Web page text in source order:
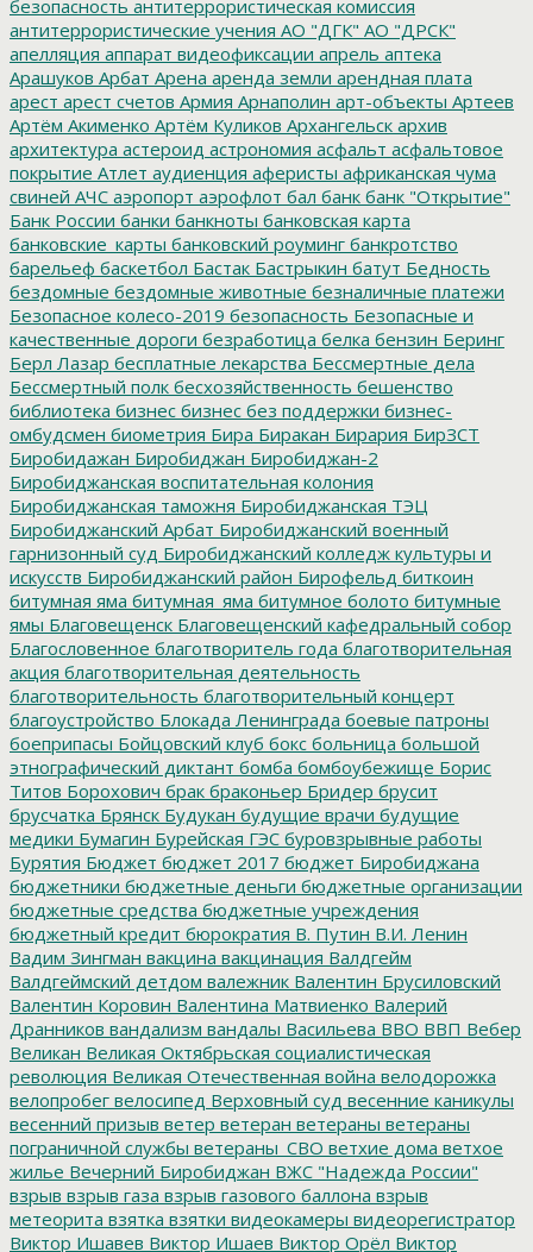
безопасность антитеррористическая комиссия
антитеррористические учения АО "ДГК" АО "ДРСК"
апелляция аппарат видеофиксации апрель аптека
Арашуков Арбат Арена аренда земли арендная плата
арест арест счетов Армия Арнаполин арт-объекты Артеев
Артём Акименко Артём Куликов Архангельск архив
архитектура астероид астрономия асфальт асфальтовое
покрытие Атлет аудиенция аферисты африканская чума
свиней АЧС аэропорт аэрофлот бал банк банк "Открытие"
Банк России банки банкноты банковская карта
банковские_карты банковский роуминг банкротство
барельеф баскетбол Бастак Бастрыкин батут Бедность
бездомные бездомные животные безналичные платежи
Безопасное колесо-2019 безопасность Безопасные и
качественные дороги безработица белка бензин Беринг
Берл Лазар бесплатные лекарства Бессмертные дела
Бессмертный полк бесхозяйственность бешенство
библиотека бизнес бизнес без поддержки бизнес-
омбудсмен биометрия Бира Биракан Бирария БирЗСТ
Биробидажан Биробиджан Биробиджан-2
Биробиджанская воспитательная колония
Биробиджанская таможня Биробиджанская ТЭЦ
Биробиджанский Арбат Биробиджанский военный
гарнизонный суд Биробиджанский колледж культуры и
искусств Биробиджанский район Бирофельд биткоин
битумная яма битумная_яма битумное болото битумные
ямы Благовещенск Благовещенский кафедральный собор
Благословенное благотворитель года благотворительная
акция благотворительная деятельность
благотворительность благотворительный концерт
благоустройство Блокада Ленинграда боевые патроны
боеприпасы Бойцовский клуб бокс больница большой
этнографический диктант бомба бомбоубежище Борис
Титов Борохович брак браконьер Бридер брусит
брусчатка Брянск Будукан будущие врачи будущие
медики Бумагин Бурейская ГЭС буровзрывные работы
Бурятия Бюджет бюджет 2017 бюджет Биробиджана
бюджетники бюджетные деньги бюджетные организации
бюджетные средства бюджетные учреждения
бюджетный кредит бюрократия В. Путин В.И. Ленин
Вадим Зингман вакцина вакцинация Валдгейм
Валдгеймский детдом валежник Валентин Брусиловский
Валентин Коровин Валентина Матвиенко Валерий
Дранников вандализм вандалы Васильева ВВО ВВП Вебер
Великан Великая Октябрьская социалистическая
революция Великая Отечественная война велодорожка
велопробег велосипед Верховный суд весенние каникулы
весенний призыв ветер ветеран ветераны ветераны
пограничной службы ветераны_СВО ветхие дома ветхое
жилье Вечерний Биробиджан ВЖС "Надежда России"
взрыв взрыв газа взрыв газового баллона взрыв
метеорита взятка взятки видеокамеры видеорегистратор
Виктор Ишавев Виктор Ишаев Виктор Орёл Виктор